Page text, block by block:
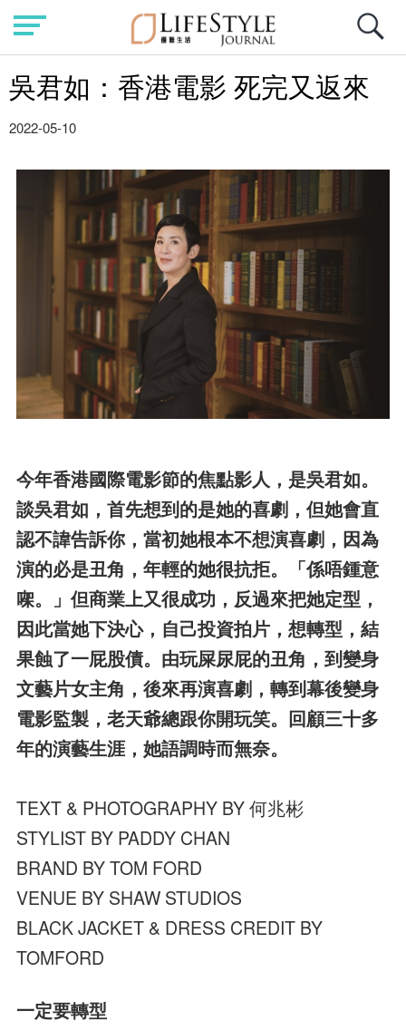
吳君如：香港電影 死完又返來
2022-05-10
今年香港國際電影節的焦點影人，是吳君如。
談吳君如，首先想到的是她的喜劇，但她會直
認不諱告訴你，當初她根本不想演喜劇，因為
演的必是丑角，年輕的她很抗拒。「係唔鍾意
㗎。」但商業上又很成功，反過來把她定型，
因此當她下決心，自己投資拍片，想轉型，結
果蝕了一屁股債。由玩屎尿屁的丑角，到變身
文藝片女主角，後來再演喜劇，轉到幕後變身
電影監製，老天爺總跟你開玩笑。回顧三十多
年的演藝生涯，她語調時而無奈。
TEXT & PHOTOGRAPHY BY 何兆彬
STYLIST BY PADDY CHAN
BRAND BY TOM FORD
VENUE BY SHAW STUDIOS
BLACK JACKET & DRESS CREDIT BY
TOMFORD
一定要轉型